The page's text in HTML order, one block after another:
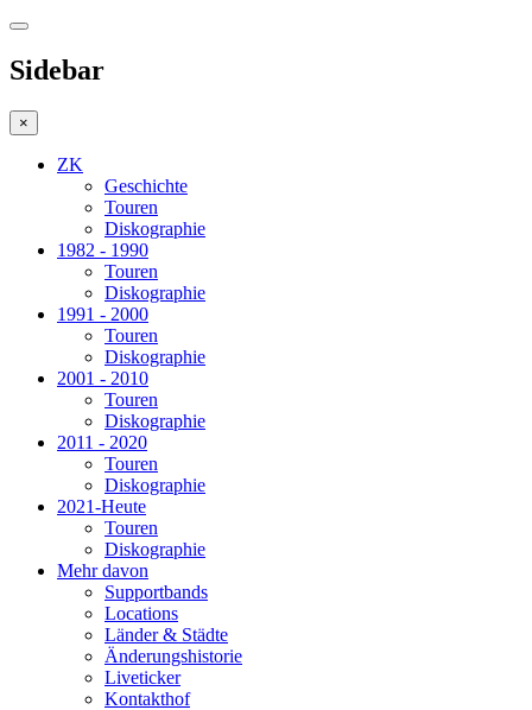
Sidebar
×
ZK
Geschichte
Touren
Diskographie
1982 - 1990
Touren
Diskographie
1991 - 2000
Touren
Diskographie
2001 - 2010
Touren
Diskographie
2011 - 2020
Touren
Diskographie
2021-Heute
Touren
Diskographie
Mehr davon
Supportbands
Locations
Länder & Städte
Änderungshistorie
Liveticker
Kontakthof